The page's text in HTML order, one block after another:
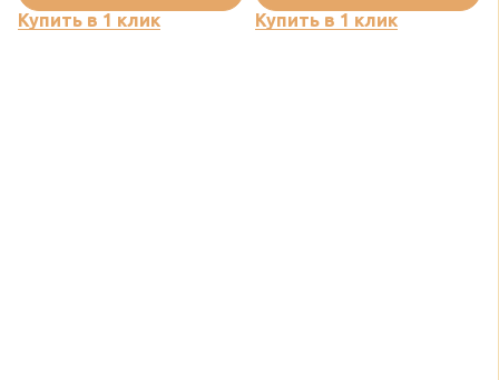
Купить в 1 клик Купить в 1 клик